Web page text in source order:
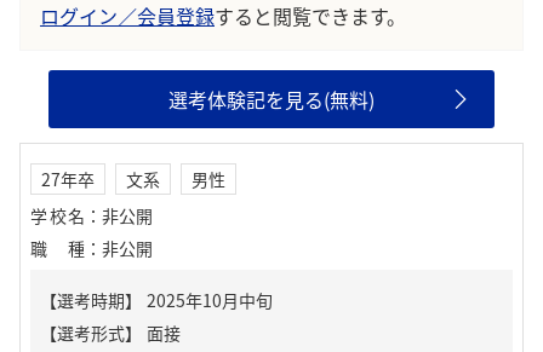
ログイン／会員登録すると閲覧できます。
選考体験記を見る(無料)
27年卒 文系
男性
学校名 ： 非公開
職種 ： 非公開